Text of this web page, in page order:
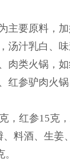
主要原料，
汤汁乳白、
肉类火锅，
红参驴肉火
，红参15克
料酒、生姜